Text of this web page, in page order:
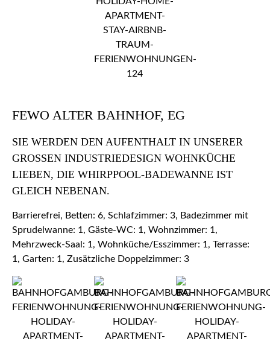
FEWO ALTER BAHNHOF, EG
SIE WERDEN DEN AUFENTHALT IN UNSERER
GROSSEN INDUSTRIEDESIGN WOHNKÜCHE L
IEBEN, DIE WHIRPPOOL-BADEWANNE IST G
LEICH NEBENAN.
Barrierefrei, Betten: 6, Schlafzimmer: 3, Badezimmer mit
Sprudelwanne: 1, Gäste-WC: 1, Wohnzimmer: 1,
Mehrzweck-Saal: 1, Wohnküche/Esszimmer: 1, Terrasse:
1, Garten: 1, Zusätzliche Doppelzimmer: 3